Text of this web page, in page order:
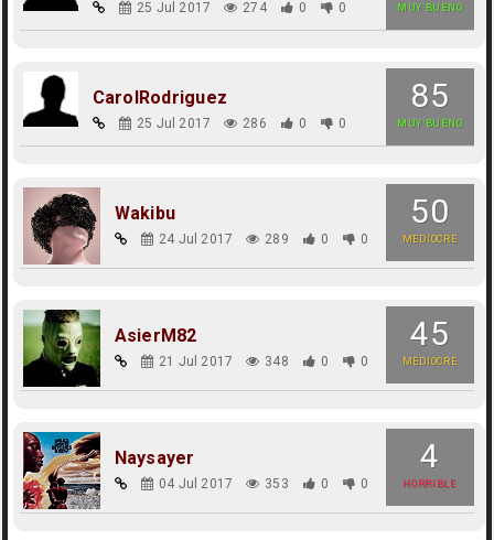
MUY BUENO
25 Jul 2017 274 0 0
85
MUY BUENO
CarolRodriguez
25 Jul 2017 286 0 0
50
MEDIOCRE
Wakibu
24 Jul 2017 289 0 0
45
MEDIOCRE
AsierM82
21 Jul 2017 348 0 0
4
HORRIBLE
Naysayer
04 Jul 2017 353 0 0